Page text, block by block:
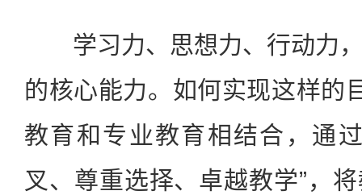
学习力、思想力、行动力，
的核心能力。如何实现这样的
教育和专业教育相结合，通
叉、尊重选择、卓越教学”，